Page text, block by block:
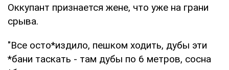
Оккупант признается жене, что уже на грани
срыва.
"Все осто*издило, пешком ходить, дубы эти
*бани таскать - там дубы по 6 метров, сосна